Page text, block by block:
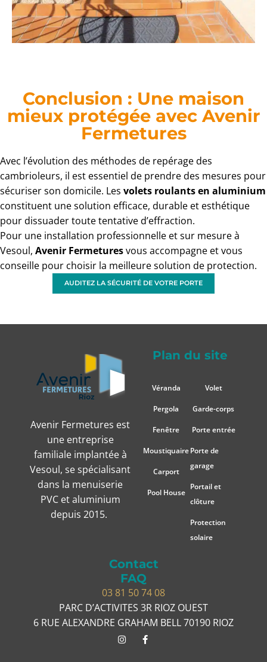
Conclusion : Une maison
mieux protégée avec Avenir
Fermetures
Avec l’évolution des méthodes de repérage des
cambrioleurs, il est essentiel de prendre des mesures pour
sécuriser son domicile. Les volets roulants en aluminium
constituent une solution efficace, durable et esthétique
pour dissuader toute tentative d’effraction.
Pour une installation professionnelle et sur mesure à
Vesoul, Avenir Fermeturesvous accompagne et vous
conseille pour choisir la meilleure solution de protection.
AUDITEZ LA SÉCURITÉ DE VOTRE PORTE
Avenir Fermetures est
une entreprise
familiale implantée à
Vesoul, se spécialisant
dans la menuiserie
PVC et aluminium
depuis 2015.
Plan du site
Véranda
Pergola
Fenêtre
Moustiquaire
Carport
Pool House
Volet
Garde-corps
Porte entrée
Porte de
garage
Portail et
clôture
Protection
solaire
Contact
FAQ
03 81 50 74 08
PARC D’ACTIVITES 3R RIOZ OUEST
6 RUE ALEXANDRE GRAHAM BELL 70190 RIOZ
I
n
F
a